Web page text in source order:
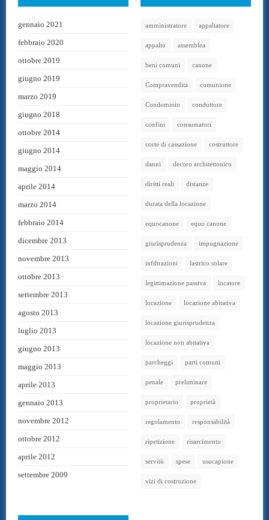
gennaio 2021
febbraio 2020
ottobre 2019
giugno 2019
marzo 2019
giugno 2018
ottobre 2014
giugno 2014
maggio 2014
aprile 2014
marzo 2014
febbraio 2014
dicembre 2013
novembre 2013
ottobre 2013
settembre 2013
agosto 2013
luglio 2013
giugno 2013
maggio 2013
aprile 2013
gennaio 2013
novembre 2012
ottobre 2012
aprile 2012
settembre 2009
amministratore appaltatore
appalto assemblea
beni comuni canone
Compravendita comunione
Condominio conduttore
confini consumatori
corte di cassazione costruttore
danni decoro architettonico
diritti reali distanze
durata della locazione
equocanone equo canone
giurisprudenza impugnazione
infiltrazioni lastrico solare
legittimazione passiva locatore
locazione locazione abitativa
locazione giurisprudenza
locazione non abitativa
parcheggi parti comuni
penale preliminare
proprietario proprietà
regolamento responsabilità
ripetizione risarcimento
servitù spese usucapione
vizi di costruzione